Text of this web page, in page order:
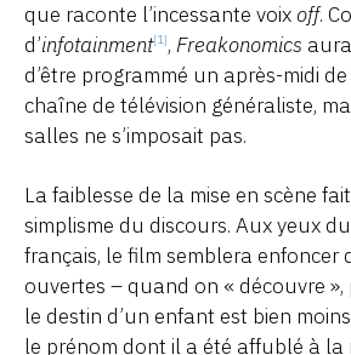
que raconte l’incessante voix off.
d’infotainment[1], Freakonomics
d’être programmé un après-midi
chaîne de télévision généraliste,
salles ne s’imposait pas.
La faiblesse de la mise en scène
simplisme du discours. Aux yeux
français, le film semblera enfoncer
ouvertes – quand on « découvre »,
le destin d’un enfant est bien
le prénom dont il a été affublé à la